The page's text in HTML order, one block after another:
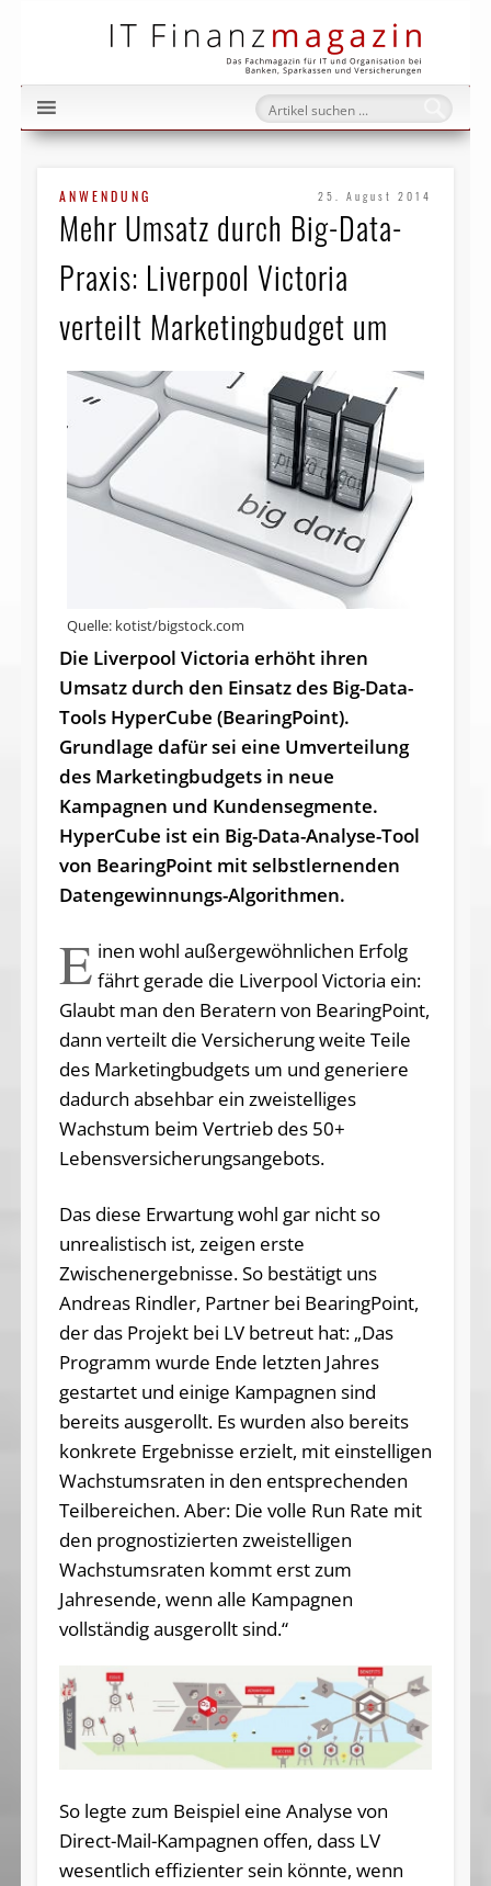
ANWENDUNG 25. August 2014
Mehr Umsatz durch Big-Data-
Praxis: Liverpool Victoria
verteilt Marketingbudget um
Quelle: kotist/bigstock.com
Die Liverpool Victoria erhöht ihren
Umsatz durch den Einsatz des Big-Data-
Tools HyperCube (BearingPoint).
Grundlage dafür sei eine Umverteilung
des Marketingbudgets in neue
Kampagnen und Kundensegmente.
HyperCube ist ein Big-Data-Analyse-Tool
von BearingPoint mit selbstlernenden
Datengewinnungs-Algorithmen.
E inen wohl außergewöhnlichen Erfolg
fährt gerade die Liverpool Victoria ein:
Glaubt man den Beratern von BearingPoint,
dann verteilt die Versicherung weite Teile
des Marketingbudgets um und generiere
dadurch absehbar ein zweistelliges
Wachstum beim Vertrieb des 50+
Lebensversicherungsangebots.
Das diese Erwartung wohl gar nicht so
unrealistisch ist, zeigen erste
Zwischenergebnisse. So bestätigt uns
Andreas Rindler, Partner bei BearingPoint,
der das Projekt bei LV betreut hat: „Das
Programm wurde Ende letzten Jahres
gestartet und einige Kampagnen sind
bereits ausgerollt. Es wurden also bereits
konkrete Ergebnisse erzielt, mit einstelligen
Wachstumsraten in den entsprechenden
Teilbereichen. Aber: Die volle Run Rate mit
den prognostizierten zweistelligen
Wachstumsraten kommt erst zum
Jahresende, wenn alle Kampagnen
vollständig ausgerollt sind.“
So legte zum Beispiel eine Analyse von
Direct-Mail-Kampagnen offen, dass LV
wesentlich effizienter sein könnte, wenn